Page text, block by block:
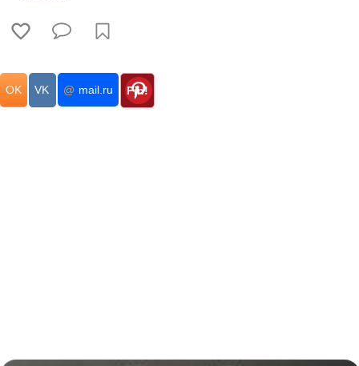
OK VK @ mail.ru Pin!